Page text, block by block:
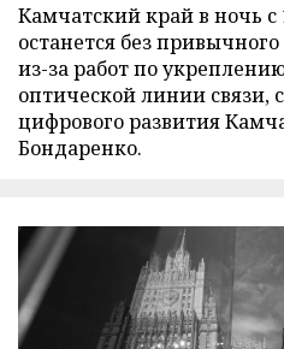
Камчатский край в ночь с
останется без
из-за работ по
оптической линии связи,
цифрового развития
Бондаренко.